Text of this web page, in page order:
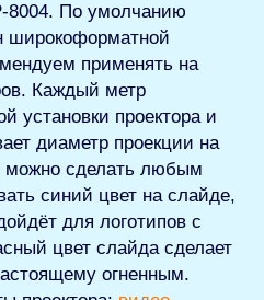
8004. По умолчанию
широкоформатной
применять на
Каждый метр
установки проектора и
диаметр проекции на
сделать любым
синий цвет на слайде,
для логотипов с
цвет слайда сделает
огненным.